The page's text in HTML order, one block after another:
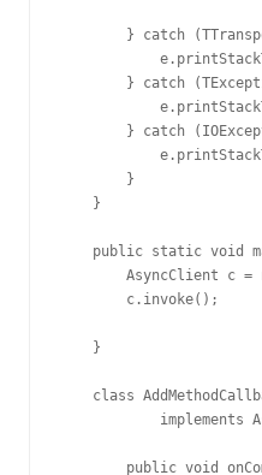
} catch
} catch
} catch
        }
    }
public static void
AsyncClient c =
        c.invoke();
    }
class
implements
public void